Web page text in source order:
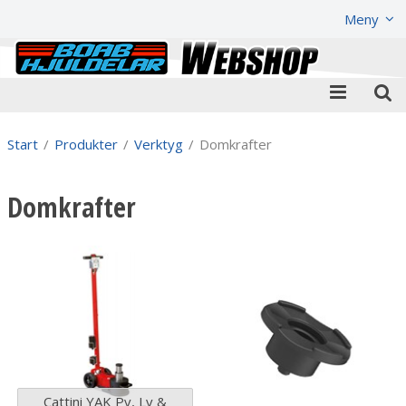
Meny
Start / Produkter / Verktyg / Domkrafter
Domkrafter
Cattini YAK Pv, Lv &